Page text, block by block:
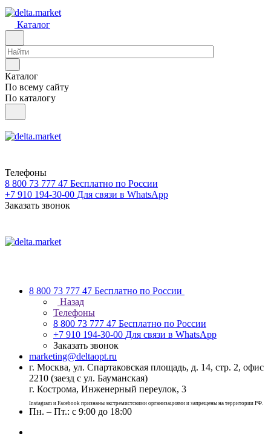
Каталог
Каталог
По всему сайту
По каталогу
Телефоны
8 800 73 777 47 Бесплатно по России
+7 910 194-30-00 Для связи в WhatsApp
Заказать звонок
8 800 73 777 47 Бесплатно по России
Назад
Телефоны
8 800 73 777 47 Бесплатно по России
+7 910 194-30-00 Для связи в WhatsApp
Заказать звонок
marketing@deltaopt.ru
г. Москва, ул. Спартаковская площадь, д. 14, стр. 2, офис
2210 (заезд с ул. Бауманская)
г. Кострома, Инженерный переулок, 3
Instagram и Facebook признаны экстремистскими организациями и запрещены на территории РФ.
Пн. – Пт.: с 9:00 до 18:00